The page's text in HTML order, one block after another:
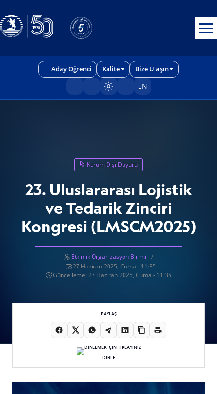
Aday Öğrenci Kalite Bize Ulaşın
Sayfayı karart/aç
EN
Kurum Dışı Duyuru
23. Uluslararası Lojistik
ve Tedarik Zinciri
Kongresi (LMSCM2025)
Etkinlik Organizasyon Birimi
27 Haziran 2025, Cuma - 11:35
Güncelleme: 27 Haziran 2025, Cuma - 11:35
PAYLAŞ
DİNLE